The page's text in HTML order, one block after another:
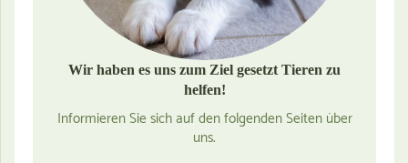
Wir haben es uns zum Ziel gesetzt Tieren zu
helfen!
Informieren Sie sich auf den folgenden Seiten über
uns.